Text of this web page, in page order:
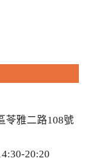
苓雅二路108號
20:20